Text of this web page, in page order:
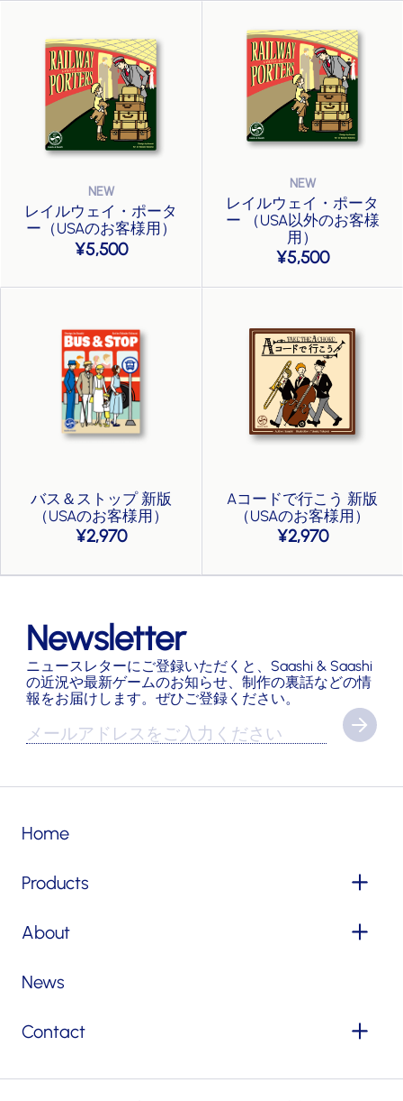
レイルウェイ・ポータ
ー（USAのお客様用）
5,500
レイルウェイ・ポータ
ー （USA以外のお客様
用）
5,500
バス＆ストップ 新版
（USAのお客様用）
2,970
Aコードで行こう 新版
（USAのお客様用）
2,970
Newsletter
ニュースレターにご登録いただくと、Saashi & Saashi
の近況や最新ゲームのお知らせ、制作の裏話などの情
報をお届けします。ぜひご登録ください。
Home
Products
About
News
Contact